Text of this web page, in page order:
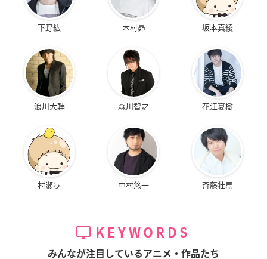
下野紘 木村昴 坂本真綾
浪川大輔 森川智之 花江夏樹
村瀬歩 中村悠一 斉藤壮馬
KEYWORDS
みんなが注目しているアニメ・作品たち